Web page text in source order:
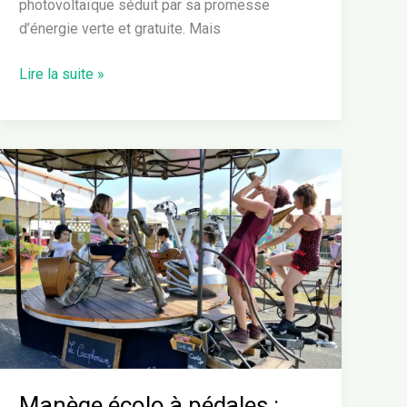
photovoltaïque séduit par sa promesse
d’énergie verte et gratuite. Mais
Lire la suite »
Manège
écolo
à
pédales
:
l’attraction
verte
qui
fait
bouger
les